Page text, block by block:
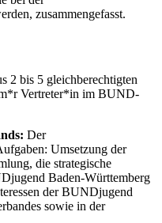
zusammengefasst.
2 bis 5 gleichberechtigten
Vertreter*in im BUND-
Der
Umsetzung der
die strategische
Baden-Württemberg
der BUNDjugend
sowie in der